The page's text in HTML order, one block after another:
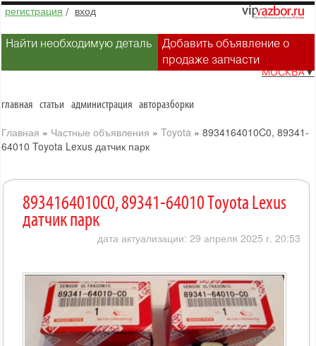
регистрация / вход
Найти необходимую деталь
Добавить объявление о
продаже запчасти
МОСКВА▼
главная статьи администрация авторазборки
Главная » Частные объявления » Toyota » 8934164010C0, 89341-
64010 Toyota Lexus датчик парк
8934164010C0, 89341-64010 Toyota Lexus
датчик парк
дата актуализации: 29 апреля 2025 г. 20:53